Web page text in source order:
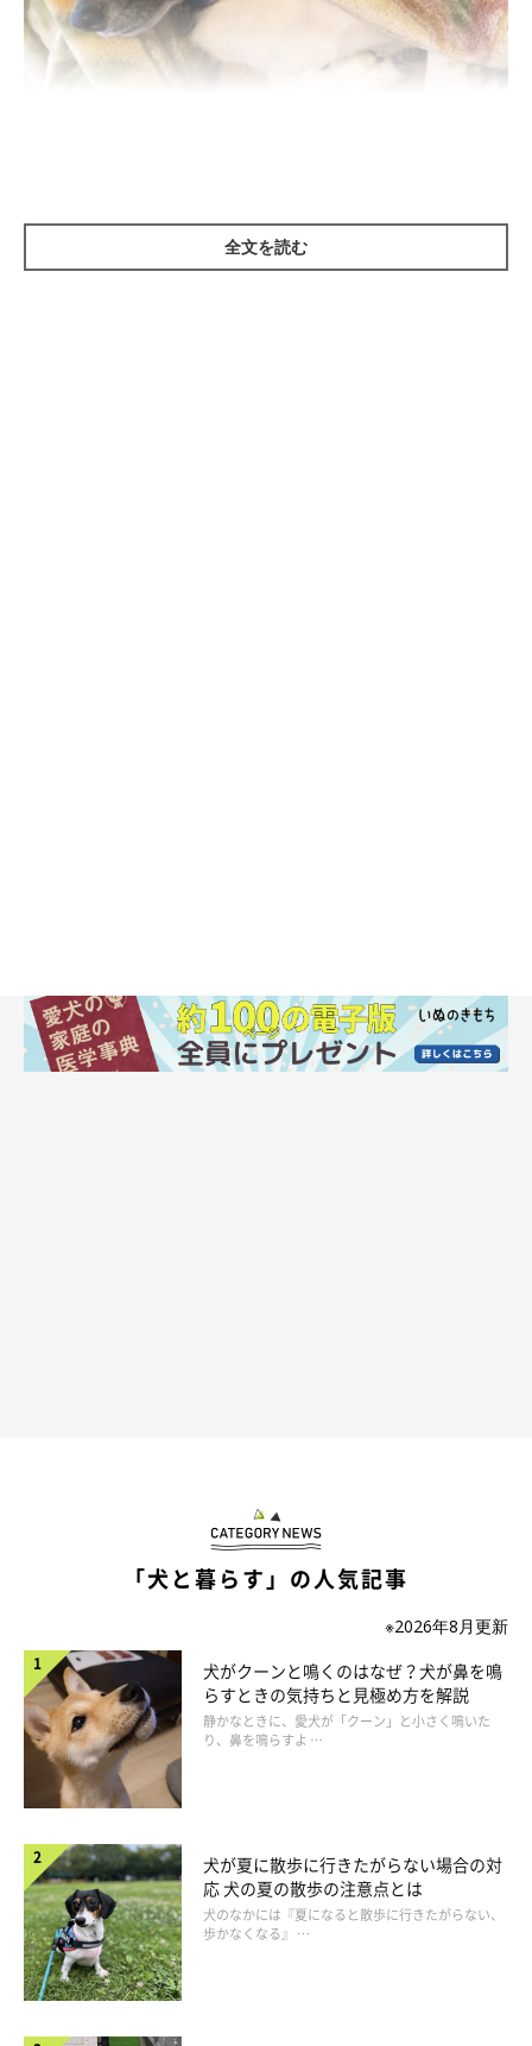
愛犬が過ごす部屋は、エアコンを使って室温と湿度を設定しまし
飲み水は傷みやすいのでこまめに交換を
水が傷みやすいこの時季は、1日2回以上は取り替えたいもの。と
くにミネラルウォーターなど水道水以外の水を与えている場合
は、傷みやすいケースがあるのでこまめに交換しましょう。ボウ
ルも洗って雑菌を落として。
吊り下げ式の給水ボトルは、パーツを取りはずして1日1回は洗う
ようにして清潔を保ちましょう。食後や散歩後に愛犬が水を飲ん
だ場合は、食べカスやヨダレなどでボウル内の水が汚れがちなた
め、このタイミングでも水を替えるとよいでしょう。
全文を読む
「犬と暮らす」の人気記事
※2026年8月更新
犬がクーンと鳴くのはなぜ？犬が鼻を鳴
らすときの気持ちと見極め方を解説
静かなときに、愛犬が「クーン」と小さく鳴いた
り、鼻を鳴らすよ …
犬が夏に散歩に行きたがらない場合の対
応 犬の夏の散歩の注意点とは
犬のなかには『夏になると散歩に行きたがらない、
歩かなくなる』 …